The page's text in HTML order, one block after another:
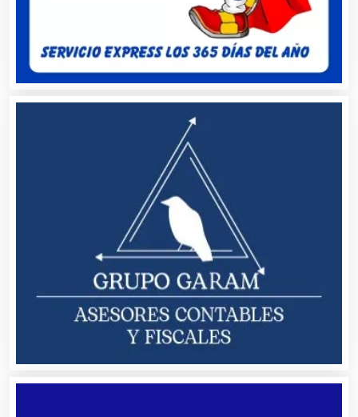
Aparatos y Equipos Eléctricos
Artesanías
Artículos de Oficina